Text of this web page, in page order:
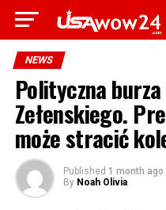
NEWS
Polityczna burza
Zełenskiego.
może stracić
Published 1 month ago
By Noah Olivia